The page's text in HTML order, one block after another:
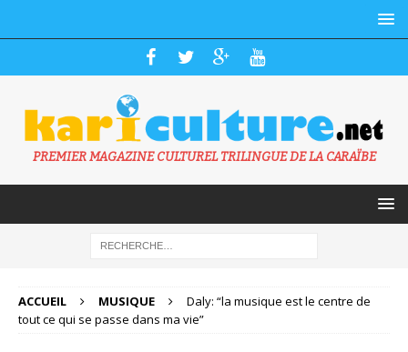
PREMIER MAGAZINE CULTUREL TRILINGUE DE LA CARAÏBE
ACCUEIL MUSIQUE
Daly: “la musique est le centre de
tout ce qui se passe dans ma vie”